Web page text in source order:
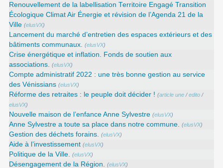
Renouvellement de la labellisation Territoire Engagé Transition
Écologique Climat Air Énergie et révision de l’Agenda 21 de la
Ville (elusVX)
Lancement du marché d’entretien des espaces extérieurs et des
bâtiments communaux.
(elusVX)
Crise énergétique et inflation. Fonds de soutien aux
associations.
(elusVX)
Compte administratif 2022 : une très bonne gestion au service
des Vénissians (elusVX)
Réforme des retraites : le peuple doit décider ! (article une /edito /
elusVX)
Nouvelle maison de l’enfance Anne Sylvestre (elusVX)
Anne Sylvestre a toute sa place dans notre commune. (elusVX)
Gestion des déchets forains. (elusVX)
Aide à l’investissement (elusVX)
Politique de la Ville. (elusVX)
Désengagement de la Région. (elusVX)